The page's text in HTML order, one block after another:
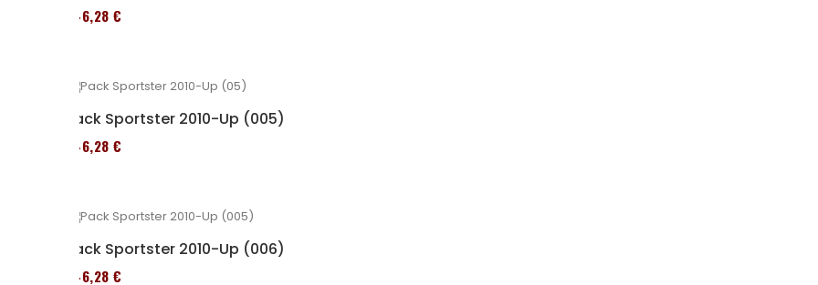
246,28 €
Pack Sportster 2010-Up (005)
246,28 €
Pack Sportster 2010-Up (006)
246,28 €